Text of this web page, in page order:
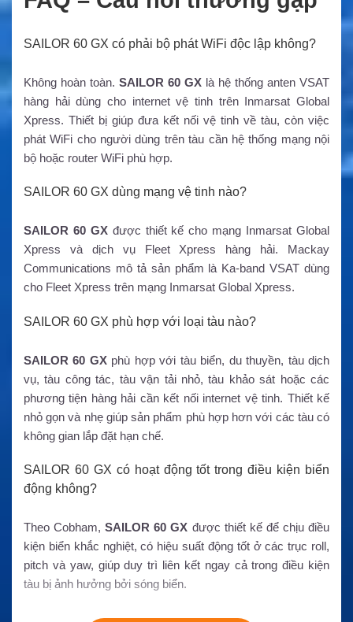
SAILOR 60 GX có phải bộ phát WiFi độc lập không?
Không hoàn toàn. SAILOR 60 GX là hệ thống anten VSAT
hàng hải dùng cho internet vệ tinh trên Inmarsat Global
Xpress. Thiết bị giúp đưa kết nối vệ tinh về tàu, còn việc
phát WiFi cho người dùng trên tàu cần hệ thống mạng nội
bộ hoặc router WiFi phù hợp.
SAILOR 60 GX dùng mạng vệ tinh nào?
SAILOR 60 GXđược thiết kế cho mạng Inmarsat Global
Xpress và dịch vụ Fleet Xpress hàng hải. Mackay
Communications mô tả sản phẩm là Ka-band VSAT dùng
cho Fleet Xpress trên mạng Inmarsat Global Xpress.
SAILOR 60 GX phù hợp với loại tàu nào?
SAILOR 60 GXphù hợp với tàu biển, du thuyền, tàu dịch
vụ, tàu công tác, tàu vận tải nhỏ, tàu khảo sát hoặc các
phương tiện hàng hải cần kết nối internet vệ tinh. Thiết kế
nhỏ gọn và nhẹ giúp sản phẩm phù hợp hơn với các tàu có
không gian lắp đặt hạn chế.
SAILOR 60 GX có hoạt động tốt trong điều kiện biển
động không?
Theo Cobham,SAILOR 60 GX được thiết kế để chịu điều
kiện biển khắc nghiệt, có hiệu suất động tốt ở các trục roll,
pitch và yaw, giúp duy trì liên kết ngay cả trong điều kiện
tàu bị ảnh hưởng bởi sóng biển.